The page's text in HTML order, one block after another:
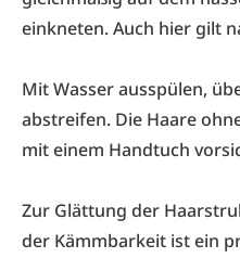
einkneten. Auch hier gilt
Mit Wasser ausspülen,
abstreifen. Die Haare
mit einem Handtuch
Zur Glättung der
der Kämmbarkeit ist ein